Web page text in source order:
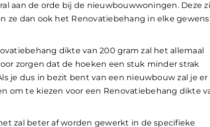
aan de orde bij de nieuwbouwwoningen. Deze
ze dan ook het Renovatiebehang in elke
dikte van 200 gram zal het allemaal
zorgen dat de hoeken een stuk minder strak
je dus in bezit bent van een nieuwbouw zal je er
om te kiezen voor een Renovatiebehang dikte
zal beter af worden gewerkt in de specifieke